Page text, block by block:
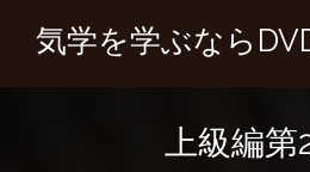
気学を学ぶなら
上級編第